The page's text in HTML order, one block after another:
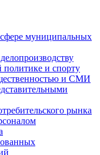
муниципальных
и спорту
и СМИ
рынка